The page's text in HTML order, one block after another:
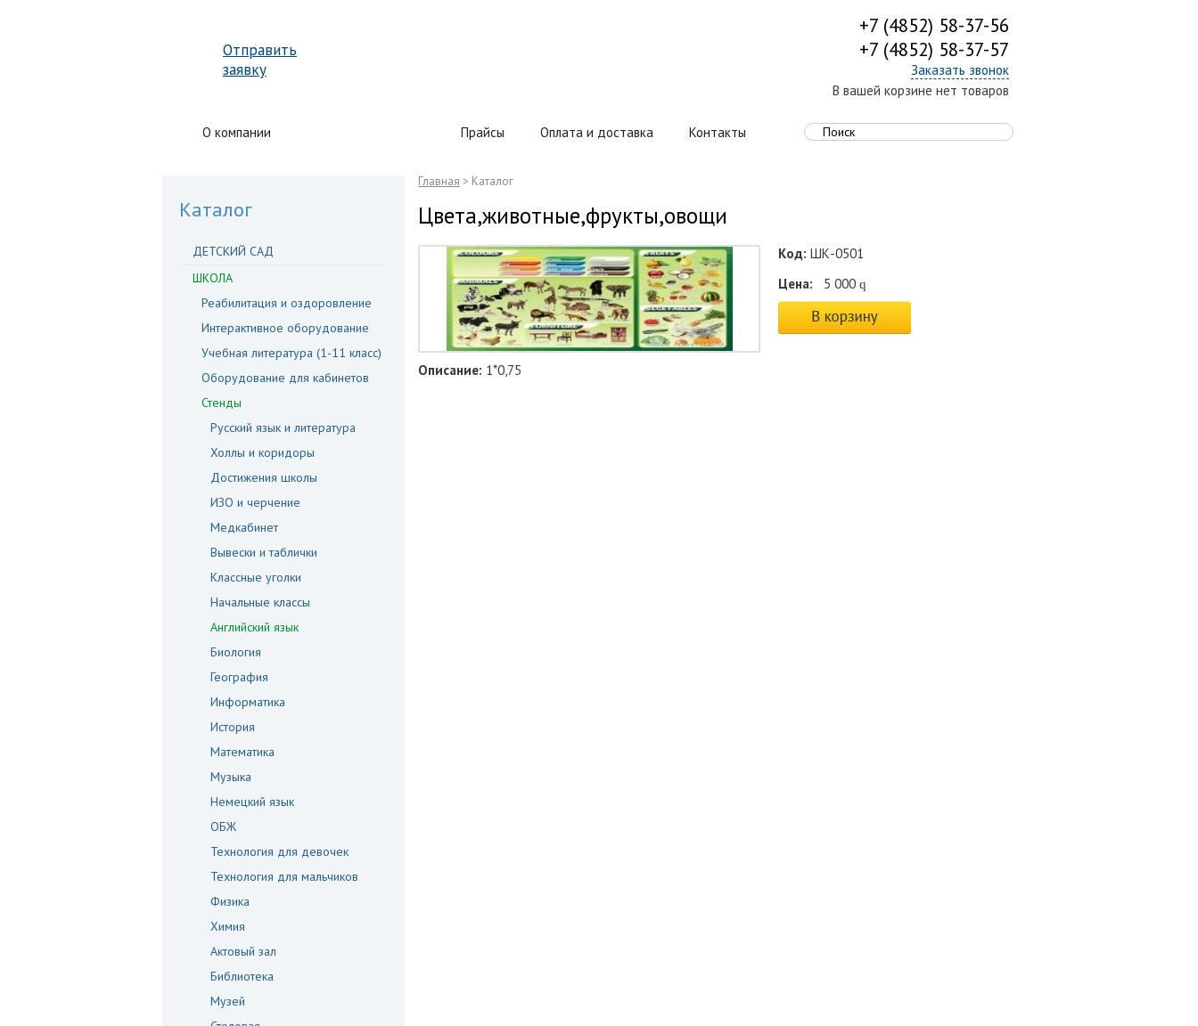
+7 (4852) 58-37-56
+7 (4852) 58-37-57
Заказать звонок
В вашей корзине нет товаров
Отправить
заявку
О компании Прайсы Оплата и доставка Контакты
Каталог
ДЕТСКИЙ САД
ШКОЛА
Реабилитация и оздоровление
Интерактивное оборудование
Учебная литература (1-11 класс)
Оборудование для кабинетов
Стенды
Русский язык и литература
Холлы и коридоры
Достижения школы
ИЗО и черчение
Медкабинет
Вывески и таблички
Классные уголки
Начальные классы
Английский язык
Биология
География
Информатика
История
Математика
Музыка
Немецкий язык
ОБЖ
Технология для девочек
Технология для мальчиков
Физика
Химия
Актовый зал
Библиотека
Музей
Главная > Каталог
Цвета,животные,фрукты,овощи
Код: ШК-0501
Цена: 5 000 q
Описание: 1*0,75